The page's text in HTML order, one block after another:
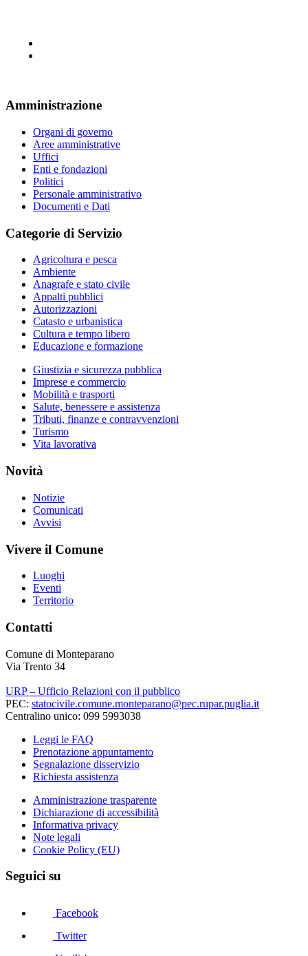
Amministrazione
Organi di governo
Aree amministrative
Uffici
Enti e fondazioni
Politici
Personale amministrativo
Documenti e Dati
Categorie di Servizio
Agricoltura e pesca
Ambiente
Anagrafe e stato civile
Appalti pubblici
Autorizzazioni
Catasto e urbanistica
Cultura e tempo libero
Educazione e formazione
Giustizia e sicurezza pubblica
Imprese e commercio
Mobilità e trasporti
Salute, benessere e assistenza
Tributi, finanze e contravvenzioni
Turismo
Vita lavorativa
Novità
Notizie
Comunicati
Avvisi
Vivere il Comune
Luoghi
Eventi
Territorio
Contatti
Comune di Monteparano
Via Trento 34
URP – Ufficio Relazioni con il pubblico
PEC: statocivile.comune.monteparano@pec.rupar.puglia.it
Centralino unico: 099 5993038
Leggi le FAQ
Prenotazione appuntamento
Segnalazione disservizio
Richiesta assistenza
Amministrazione trasparente
Dichiarazione di accessibilità
Informativa privacy
Note legali
Cookie Policy (EU)
Seguici su
Facebook
Twitter